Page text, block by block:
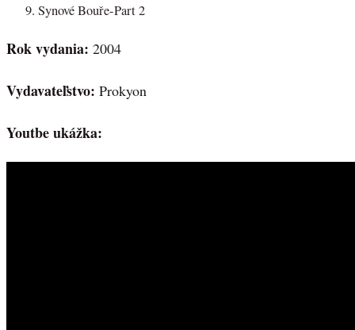
Synové Bouře-Part 2
Rok vydania: 2004
Vydavateľstvo: Prokyon
Youtbe ukážka: